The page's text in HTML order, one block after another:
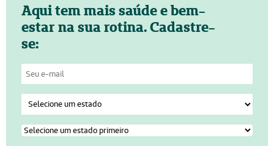
Aqui tem mais saúde e bem-
estar na sua rotina. Cadastre-
se: